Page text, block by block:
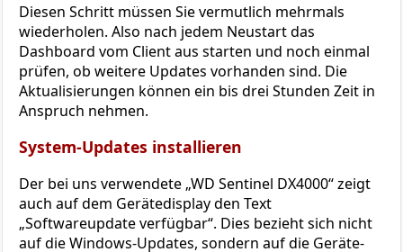
Diesen Schritt müssen Sie vermutlich mehrmals
wiederholen. Also nach jedem Neustart das
Dashboard vom Client aus starten und noch einmal
prüfen, ob weitere Updates vorhanden sind. Die
Aktualisierungen können ein bis drei Stunden Zeit in
Anspruch nehmen.
System-Updates installieren
Der bei uns verwendete „WD Sentinel DX4000“ zeigt
auch auf dem Gerätedisplay den Text
„Softwareupdate verfügbar“. Dies bezieht sich nicht
auf die Windows-Updates, sondern auf die Geräte-